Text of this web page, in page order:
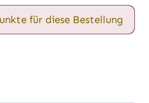
für diese Bestellung